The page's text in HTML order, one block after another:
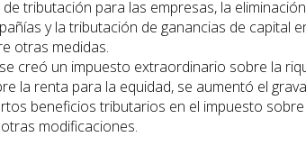
tributación para las empresas, la
y la tributación de ganancias de capital
otras medidas.
creó un impuesto extraordinario sobre la
la renta para la equidad, se aumentó el
beneficios tributarios en el impuesto
modificaciones.